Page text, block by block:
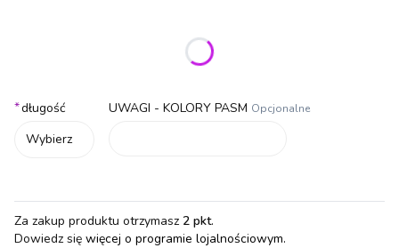
Poszczególne warianty mogą różnić się ceną
*długość
Wybierz
UWAGI - KOLORY PASM Opcjonalne
Za zakup produktu otrzymasz 2 pkt.
Dowiedz się więcej o programie lojalnościowym.